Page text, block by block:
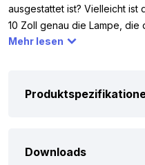
ausgestattet ist? Vielleicht ist
10 Zoll genau die Lampe, die
bar ist mit 7 LED-Punkten
LKW, Traktor oder einem
Mehr lesen
Downloads